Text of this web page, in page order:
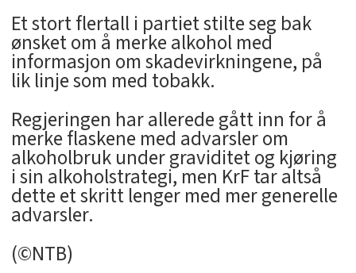
Et stort flertall i partiet stilte seg bak
ønsket om å merke alkohol med
informasjon om skadevirkningene, på
lik linje som med tobakk.
Regjeringen har allerede gått inn for å
merke flaskene med advarsler om
alkoholbruk under graviditet og kjøring
i sin alkoholstrategi, men KrF tar altså
dette et skritt lenger med mer generelle
advarsler.
(©NTB)